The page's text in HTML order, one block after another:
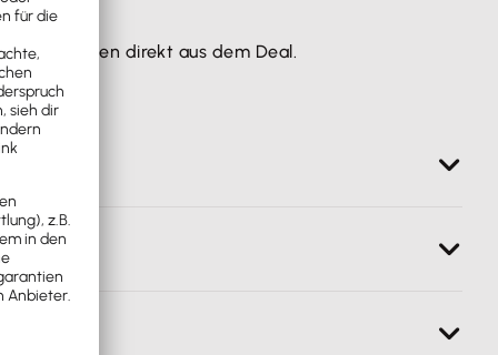
entstehen direkt aus dem Deal.
Office.
nach Lexware Office übertragen.
eine Rechnung gestellt ist.